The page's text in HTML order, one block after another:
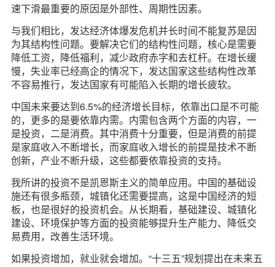
速下滑最重要的原因是外部性、周期性因素。
与我们相比，发达经济体爆发危机并长时间不能复苏是因
为其结构性问题。要解决它们的结构性问题，核心是需要
降低工资，降低福利，减少政府赤字和去杠杆。在增长缓
慢，失业率已经高企的情况下，发达国家这些结构性改革
不容易推行，发达国家有可能陷入长期的增长疲软。
中国未来要达到6.5%的经济增长目标，依靠出口是不可能
的，更多的是要依靠内需。内需包含两个方面的内容，一
是投资，二是消费。其中消费十分重要，但是消费的前提
是家庭收入不断增长，而家庭收入增长的前提是技术不断
创新，产业不断升级，这些都要依靠投资的支持。
我所讲的投资不是凯恩斯主义的简单应用。中国的基础设
施还有很多瓶颈，城镇化还需要提高，这是中国经济的短
板，也是很好的投资机会。从长期看，基础建设、城镇化
建设、环境保护等方面的投资能够提升生产能力、降低交
易费用，改善生活环境。
如果投资增加，就业就会增加。“十三五”规划提出在未来五